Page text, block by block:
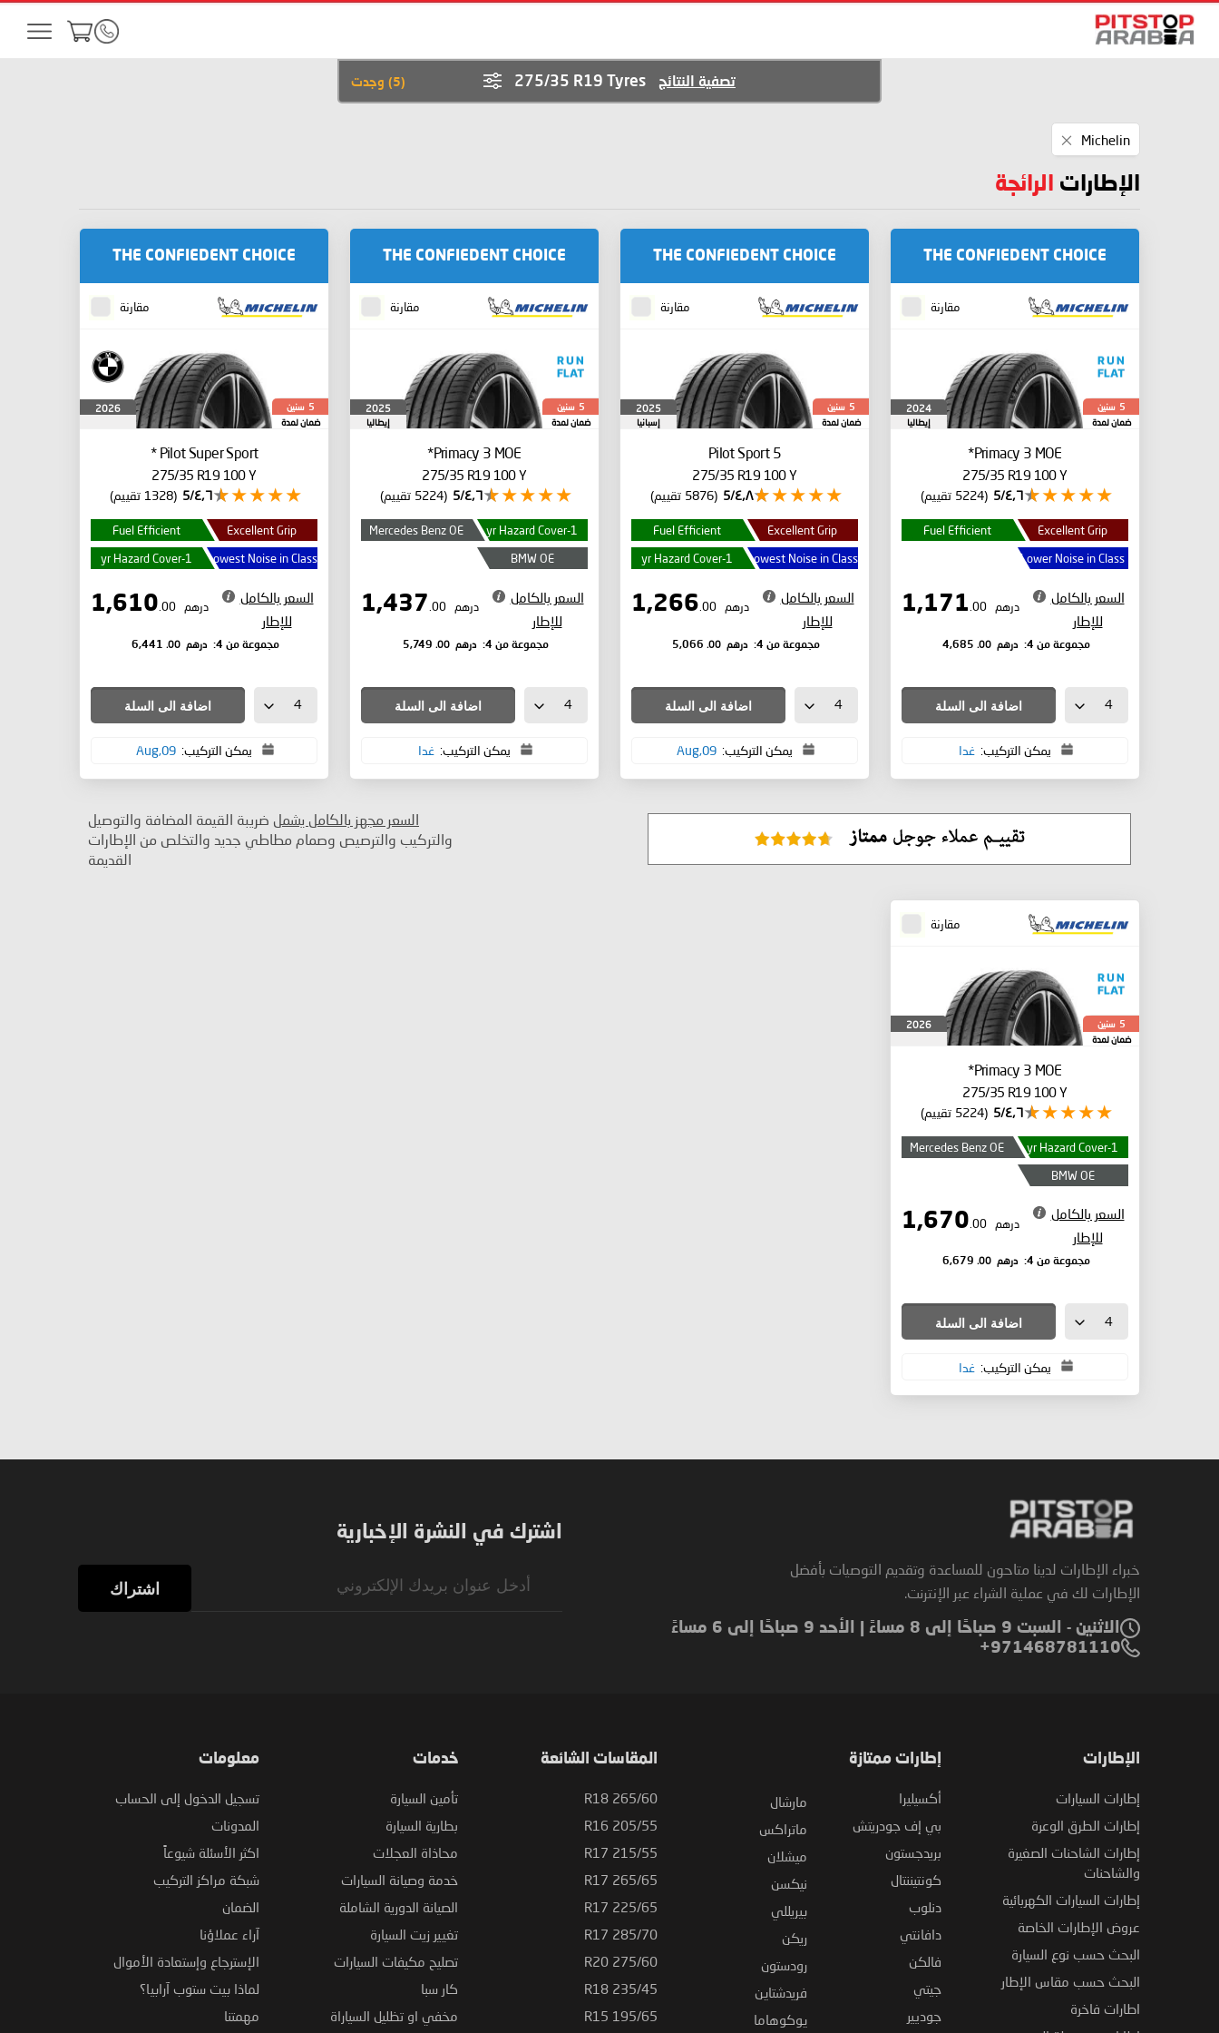
(
5
) وجدت تصفية النتائج 275/35 R19 Tyres
Michelin
This
الإطارات الرائجة
THE CONFIEDENT CHOICE
مقارنة
5 سنين
ضمان لمدة
2024
إيطاليا
Primacy 3 MOE*
275/35 R19 100 Y
٤٫٦/5 (5224 تقييم)
Excellent Grip
Fuel Efficient
Lower Noise in Class
السعر بالكامل
للإطار
درهم .00
مجموعة من 4: درهم .00
اضافة الى السلة
يمكن التركيب: غدا
THE CONFIEDENT CHOICE
مقارنة
5 سنين
ضمان لمدة
2025
إسبانيا
Pilot Sport 5
275/35 R19 100 Y
٤٫٨/5 (5876 تقييم)
Excellent Grip
Fuel Efficient
Lowest Noise in Class
1-yr Hazard Cover
السعر بالكامل
للإطار
درهم .00
مجموعة من 4: درهم .00
اضافة الى السلة
يمكن التركيب: 09,Aug
THE CONFIEDENT CHOICE
مقارنة
5 سنين
ضمان لمدة
2025
إيطاليا
Primacy 3 MOE*
275/35 R19 100 Y
٤٫٦/5 (5224 تقييم)
1-yr Hazard Cover
Mercedes Benz OE
BMW OE
السعر بالكامل
للإطار
درهم .00
مجموعة من 4: درهم .00
اضافة الى السلة
يمكن التركيب: غدا
THE CONFIEDENT CHOICE
مقارنة
5 سنين
ضمان لمدة
2026
Pilot Super Sport
*
275/35 R19 100 Y
٤٫٦/5 (1328 تقييم)
Excellent Grip
Fuel Efficient
Lowest Noise in Class
1-yr Hazard Cover
السعر بالكامل
للإطار
درهم .00
مجموعة من 4: درهم .00
اضافة الى السلة
يمكن التركيب: 09,Aug
السعر مجهز بالكامل يشمل ضريبة القيمة المضافة والتوصيل
والتركيب والترصيص وصمام مطاطي جديد والتخلص من الإطارات
القديمة
مقارنة
5 سنين
ضمان لمدة
2026
Primacy 3 MOE*
275/35 R19 100 Y
٤٫٦/5 (5224 تقييم)
1-yr Hazard Cover
Mercedes Benz OE
BMW OE
السعر بالكامل
للإطار
درهم .00
مجموعة من 4: درهم .00
اضافة الى السلة
يمكن التركيب: غدا
خبراء الإطارات لدينا متاحون للمساعدة وتقديم التوصيات بأفضل
الإطارات لك في عملية الشراء عبر الإنترنت.
الاثنين - السبت 9 صباحًا إلى 8 مساءً | الأحد 9 صباحًا إلى 6 مساءً
971468781110+
اشترك في النشرة الإخبارية
اشتراك
الإطارات
إطارات السيارات
إطارات الطرق الوعرة
إطارات الشاحنات الصغيرة
والشاحنات
إطارات السيارات الكهربائية
عروض الإطارات الخاصة
البحث حسب نوع السيارة
البحث حسب مقاس الإطار
اطارات فاخرة
إطارات ممتازة
أكسيليرا
بي إف جودريتش
بريدجستون
كونتيننتال
دنلوب
دافانتي
فالكن
جيتي
جوديير
مارشال
ماتراكس
ميشلان
نيكسن
بيريللي
ريكن
رودستون
فريدشتاين
يوكوهاما
المقاسات الشائعة
265/60 R18
205/55 R16
215/55 R17
265/65 R17
225/65 R17
285/70 R17
275/60 R20
235/45 R18
195/65 R15
خدمات
تأمين السيارة
بطارية السيارة
محاذاة العجلات
خدمة وصيانة السيارات
الصيانة الدورية الشاملة
تغيير زيت السيارة
تصليح مكيفات السيارات
كار سبا
مخفي او تظليل السياراة
معلومات
تسجيل الدخول إلى الحساب
المدونات
اكثر الأسئلة شيوعاً
شبكة مراكز التركيب
الضمان
آراء عملاؤنا
الإسترجاع وإستعادة الأموال
لماذا بيت ستوب آرابيا؟
مهمتنا